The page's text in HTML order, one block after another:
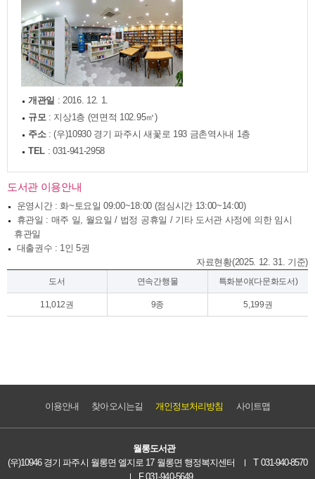
개관일 : 2016. 12. 1.
규모: 지상1층 (연면적 102.95㎡)
주소: (우)10930 경기 파주시 새꽃로 193 금촌역사내 1층
TEL : 031-941-2958
도서관 이용안내
­ 운영시간 : 화~토요일 09:00~18:00 (점심시간 13:00~14:00)
­ 휴관일 : 매주 일, 월요일 / 법정 공휴일 / 기타 도서관 사정에 의한 임시
휴관일
­ 대출권수 : 1인 5권
자료현황(2025. 12. 31. 기준)
도서 연속간행물 특화분야(다문화도서)
11,012권 9종 5,199권
이용안내 찾아오시는길 개인정보처리방침 사이트맵
월롱도서관
(우)10946 경기 파주시 월롱면 엘지로 17 월롱면 행정복지센터
T 031-940-8570
F 031-940-5649